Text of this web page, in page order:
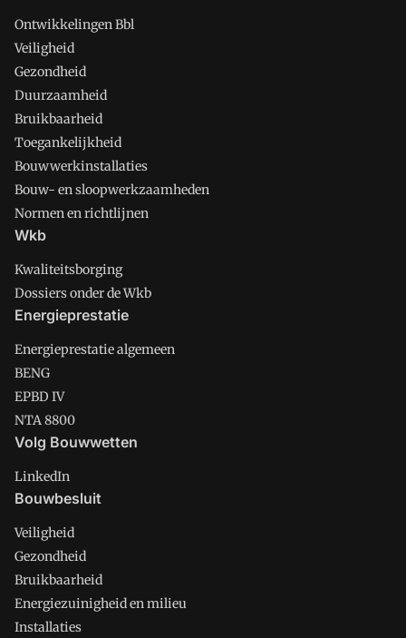
Ontwikkelingen Bbl
Veiligheid
Gezondheid
Duurzaamheid
Bruikbaarheid
Toegankelijkheid
Bouwwerkinstallaties
Bouw- en sloopwerkzaamheden
Normen en richtlijnen
Wkb
Kwaliteitsborging
Dossiers onder de Wkb
Energieprestatie
Energieprestatie algemeen
BENG
EPBD IV
NTA 8800
Volg Bouwwetten
LinkedIn
Bouwbesluit
Veiligheid
Gezondheid
Bruikbaarheid
Energiezuinigheid en milieu
Installaties